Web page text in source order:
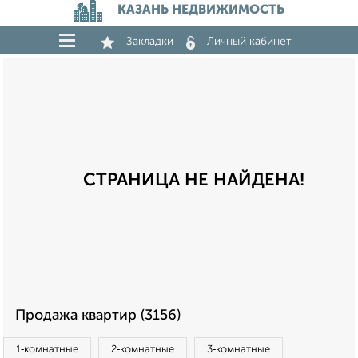
КАЗАНЬ НЕДВИЖИМОСТЬ
Закладки Личный кабинет
СТРАНИЦА НЕ НАЙДЕНА!
Продажа квартир (3156)
1‑комнатные 2‑комнатные 3‑комнатные